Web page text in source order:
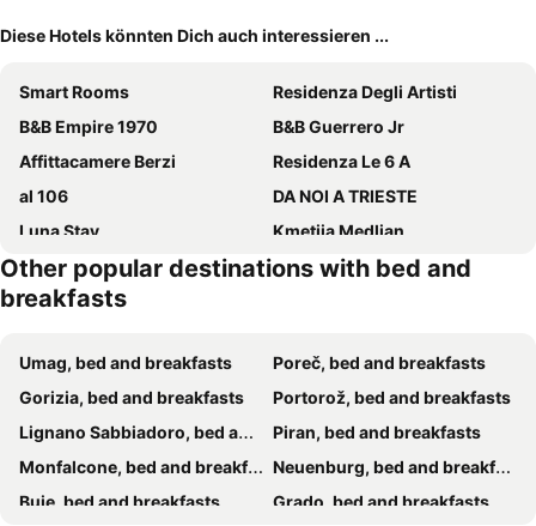
Diese Hotels könnten Dich auch interessieren ...
Smart Rooms
Residenza Degli Artisti
B&B Empire 1970
B&B Guerrero Jr
Affittacamere Berzi
Residenza Le 6 A
al 106
DA NOI A TRIESTE
Luna Stay
Kmetija Medljan
Rooms Boutique Carducci
Affittacamere Iris
Rooms Maison 3 Magnoni
B&B Crispi
B&B LOKEV Sezana
B&B Palazzo Brigido
Bibc Wine & Holiday
B&B DREAM
Thematic Rooms - AThema Atmosphere
23 Suites
House 5
Agli Incanti
B&B Duino Stella Maris
Other popular destinations with bed and
breakfasts
Umag, bed and breakfasts
Poreč, bed and breakfasts
Gorizia, bed and breakfasts
Portorož, bed and breakfasts
Lignano Sabbiadoro, bed and breakfasts
Piran, bed and breakfasts
Monfalcone, bed and breakfasts
Neuenburg, bed and breakfasts
Buje, bed and breakfasts
Grado, bed and breakfasts